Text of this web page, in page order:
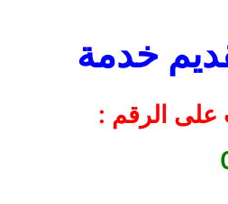
خدمة
على الرقم :